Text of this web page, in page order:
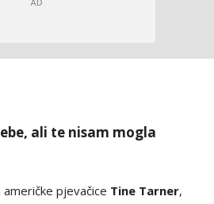
ali te nisam mogla
pjevačice Tine Tarner,